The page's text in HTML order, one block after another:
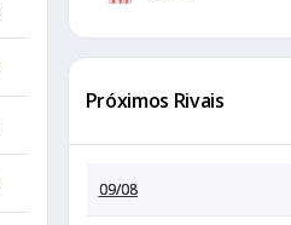
Próximos Rivais
09/08